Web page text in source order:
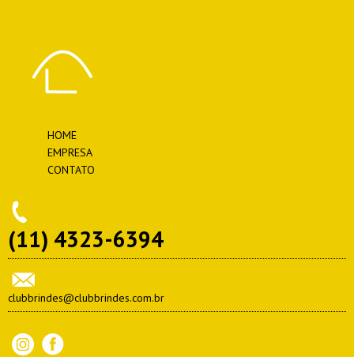
HOME
EMPRESA
CONTATO
(11) 4323-6394
clubbrindes@clubbrindes.com.br